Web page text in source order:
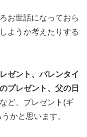
お世話になっておら
ようか考えたりする
ゼント、バレンタイ
プレゼント、父の日
など、プレゼント(ギ
かと思います。